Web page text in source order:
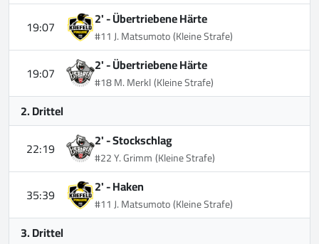
19:07 2' -Übertriebene Härte
#11 J. Matsumoto(Kleine Strafe)
19:07 2' -Übertriebene Härte
#18 M. Merkl(Kleine Strafe)
2. Drittel
22:19
2' -Stockschlag
#22 Y. Grimm(Kleine Strafe)
35:39 2' -Haken
#11 J. Matsumoto(Kleine Strafe)
3. Drittel